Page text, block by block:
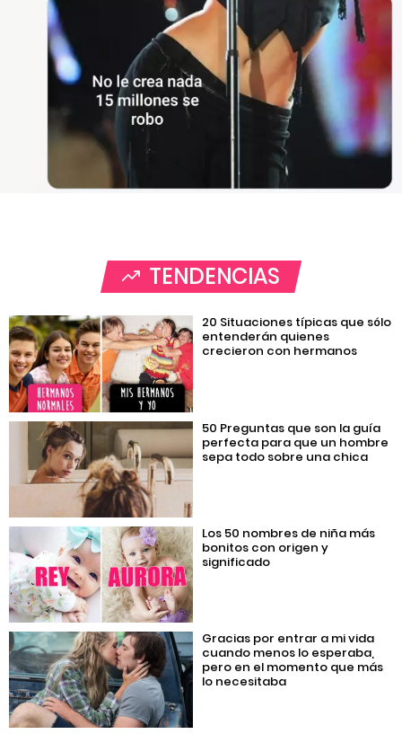
TENDENCIAS
20 Situaciones típicas que sólo
entenderán quienes
crecieron con hermanos
50 Preguntas que son la guía
perfecta para que un hombre
sepa todo sobre una chica
Los 50 nombres de niña más
bonitos con origen y
significado
Gracias por entrar a mi vida
cuando menos lo esperaba,
pero en el momento que más
lo necesitaba